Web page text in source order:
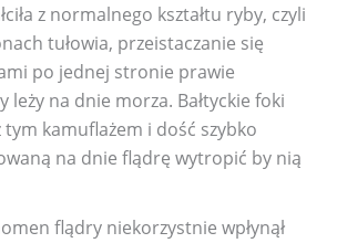
z normalnego kształtu ryby, czyli
tułowia, przeistaczanie się
po jednej stronie prawie
leży na dnie morza. Bałtyckie foki
tym kamuflażem i dość szybko
na dnie flądrę wytropić by nią
flądry niekorzystnie wpłynął